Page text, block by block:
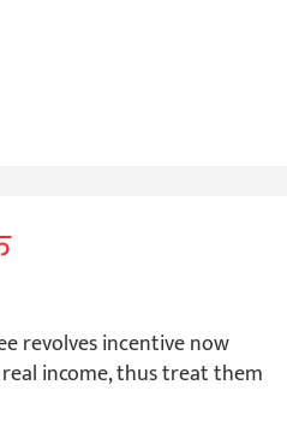
revolves incentive now
income, thus treat them